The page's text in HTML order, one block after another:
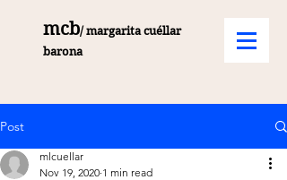
mcb/ margarita cuéllar
barona
Post
mlcuellar
Nov 19, 2020 1 min read